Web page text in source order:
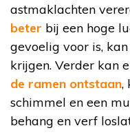
astmaklachten
beter bij een hoge
gevoelig voor is,
krijgen. Verder kan
de ramen ontstaan,
schimmel en een
behang en verf